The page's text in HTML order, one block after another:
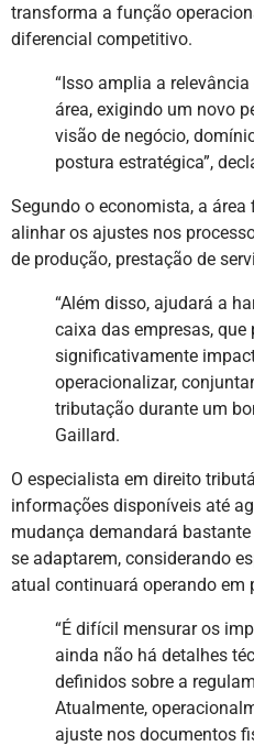
transforma a função
diferencial competitivo.
“Isso amplia a
área, exigindo um novo
visão de negócio,
postura estratégica”,
Segundo o economista, a
alinhar os ajustes nos
de produção, prestação de
“Além disso, ajudará a
caixa das empresas, que
significativamente
operacionalizar,
tributação durante um
Gaillard.
O especialista em direito
informações disponíveis até
mudança demandará
se adaptarem, considerando
atual continuará operando em
“É difícil mensurar os
ainda não há detalhes
definidos sobre a
Atualmente,
ajuste nos documentos